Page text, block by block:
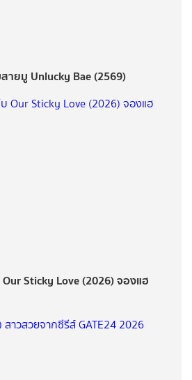
ยมู Unlucky Bae (2569)
Sticky Love (2026) จองแฮ